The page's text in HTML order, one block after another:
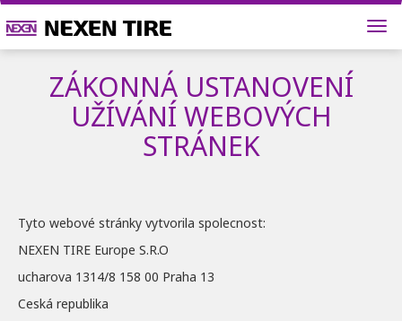
ZÁKONNÁ USTANOVENÍ
UŽÍVÁNÍ WEBOVÝCH
STRÁNEK
Tyto webové stránky vytvorila spolecnost:
NEXEN TIRE Europe S.R.O
ucharova 1314/8 158 00 Praha 13
Ceská republika